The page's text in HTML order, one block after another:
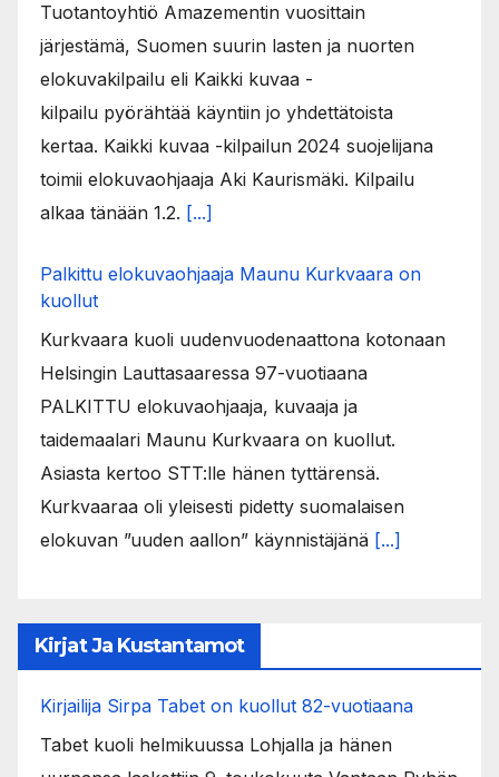
Tuotantoyhtiö Amazementin vuosittain
järjestämä, Suomen suurin lasten ja nuorten
elokuvakilpailu eli Kaikki kuvaa -
kilpailu pyörähtää käyntiin jo yhdettätoista
kertaa. Kaikki kuvaa -kilpailun 2024 suojelijana
toimii elokuvaohjaaja Aki Kaurismäki. Kilpailu
alkaa tänään 1.2. [...]
Palkittu elokuvaohjaaja Maunu Kurkvaara on
kuollut
Kurkvaara kuoli uudenvuodenaattona kotonaan
Helsingin Lauttasaaressa 97-vuotiaana
PALKITTU elokuvaohjaaja, kuvaaja ja
taidemaalari Maunu Kurkvaara on kuollut.
Asiasta kertoo STT:lle hänen tyttärensä.
Kurkvaaraa oli yleisesti pidetty suomalaisen
elokuvan ”uuden aallon” käynnistäjänä [...]
Kirjat Ja Kustantamot
Kirjailija Sirpa Tabet on kuollut 82-vuotiaana
Tabet kuoli helmikuussa Lohjalla ja hänen